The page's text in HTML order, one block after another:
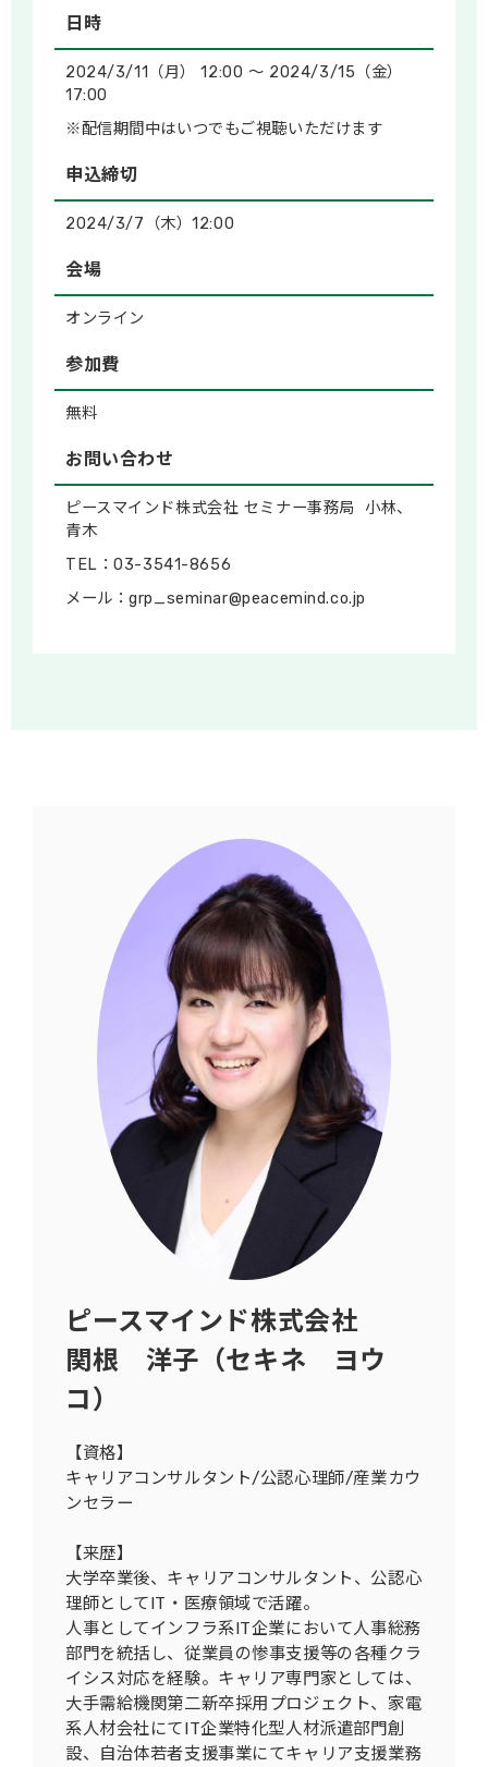
日時
2024/3/11（月） 12:00 ～ 2024/3/15（金）
17:00
※配信期間中はいつでもご視聴いただけます
申込締切
2024/3/7（木）12:00
会場
オンライン
参加費
無料
お問い合わせ
ピースマインド株式会社 セミナー事務局 小林、
青木
TEL：03-3541-8656
メール：grp_seminar@peacemind.co.jp
ピースマインド株式会社
関根 洋子（セキネ ヨウ
コ）
【資格】
キャリアコンサルタント/公認心理師/産業カウ
ンセラー
【来歴】
大学卒業後、キャリアコンサルタント、公認心
理師としてIT・医療領域で活躍。
人事としてインフラ系IT企業において人事総務
部門を統括し、従業員の惨事支援等の各種クラ
イシス対応を経験。キャリア専門家としては、
大手需給機関第二新卒採用プロジェクト、家電
系人材会社にてIT企業特化型人材派遣部門創
設、自治体若者支援事業にてキャリア支援業務